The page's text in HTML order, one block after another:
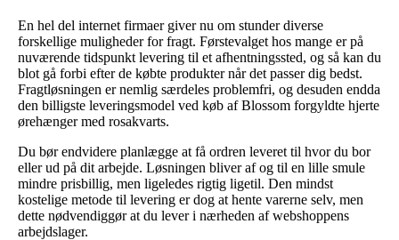
En hel del internet firmaer giver nu om stunder diverse
forskellige muligheder for fragt. Førstevalget hos mange er på
nuværende tidspunkt levering til et afhentningssted, og så kan du
blot gå forbi efter de købte produkter når det passer dig bedst.
Fragtløsningen er nemlig særdeles problemfri, og desuden endda
den billigste leveringsmodel ved køb af Blossom forgyldte hjerte
ørehænger med rosakvarts.
Du bør endvidere planlægge at få ordren leveret til hvor du bor
eller ud på dit arbejde. Løsningen bliver af og til en lille smule
mindre prisbillig, men ligeledes rigtig ligetil. Den mindst
kostelige metode til levering er dog at hente varerne selv, men
dette nødvendiggør at du lever i nærheden af webshoppens
arbejdslager.